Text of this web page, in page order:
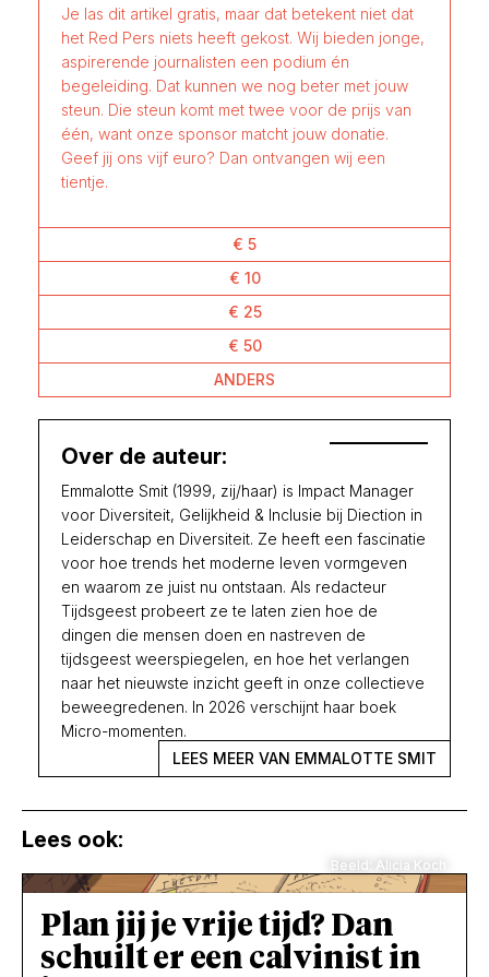
Je las dit artikel gratis, maar dat betekent niet dat
het Red Pers niets heeft gekost. Wij bieden jonge,
aspirerende journalisten een podium én
begeleiding. Dat kunnen we nog beter met jouw
steun. Die steun komt met twee voor de prijs van
één, want onze sponsor matcht jouw donatie.
Geef jij ons vijf euro? Dan ontvangen wij een
tientje.
€ 5
€ 10
€ 25
€ 50
ANDERS
Over de auteur:
Emmalotte Smit (1999, zij/haar) is Impact Manager
voor Diversiteit, Gelijkheid & Inclusie bij Diection in
Leiderschap en Diversiteit. Ze heeft een fascinatie
voor hoe trends het moderne leven vormgeven
en waarom ze juist nu ontstaan. Als redacteur
Tijdsgeest probeert ze te laten zien hoe de
dingen die mensen doen en nastreven de
tijdsgeest weerspiegelen, en hoe het verlangen
naar het nieuwste inzicht geeft in onze collectieve
beweegredenen. In 2026 verschijnt haar boek
Micro-momenten.
LEES MEER VAN EMMALOTTE SMIT
Lees ook:
Beeld: Alicia Koch
Plan jij je vrije tijd? Dan
schuilt er een calvinist in